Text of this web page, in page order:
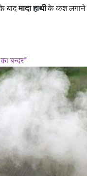
बादमादा हाथीके कश लगाने
बन्दर”